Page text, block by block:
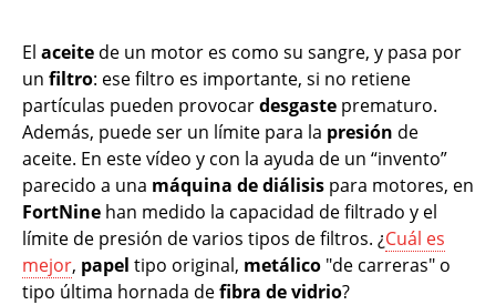
El aceite de un motor es como su sangre, y pasa por
un filtro: ese filtro es importante, si no retiene
partículas pueden provocardesgaste prematuro.
Además, puede ser un límite para la presión de
aceite. En este vídeo y con la ayuda de un “invento”
parecido a una máquina de diálisis para motores, en
FortNine han medido la capacidad de filtrado y el
límite de presión de varios tipos de filtros. ¿Cuál es
mejor, papel tipo original, metálico "de carreras" o
tipo última hornada defibra de vidrio?